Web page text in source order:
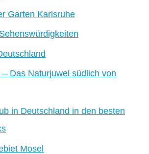
Garten Karlsruhe
– Das Naturjuwel südlich von
in Deutschland in den besten
Mosel